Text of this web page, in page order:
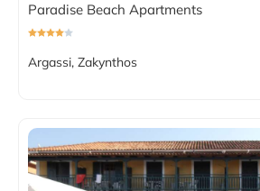
Paradise Beach Apartments
Argassi, Zakynthos